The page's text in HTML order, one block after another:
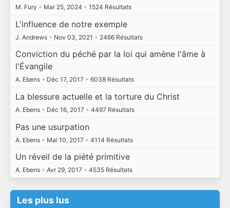
M. Fury • Mar 25, 2024 • 1524 Résultats
L'influence de notre exemple
J. Andrews • Nov 03, 2021 • 2466 Résultats
Conviction du péché par la loi qui amène l'âme à
l'Évangile
A. Ebens • Déc 17, 2017 • 6038 Résultats
La blessure actuelle et la torture du Christ
A. Ebens • Déc 16, 2017 • 4497 Résultats
Pas une usurpation
A. Ebens • Mai 10, 2017 • 4114 Résultats
Un réveil de la piété primitive
A. Ebens • Avr 29, 2017 • 4535 Résultats
Les plus lus